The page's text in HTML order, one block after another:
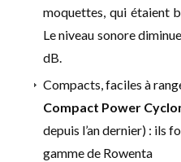
moquettes, qui étaient
Le niveau sonore
dB.
Compacts, faciles à
Compact Power
depuis l’an dernier) : ils
gamme de Rowenta